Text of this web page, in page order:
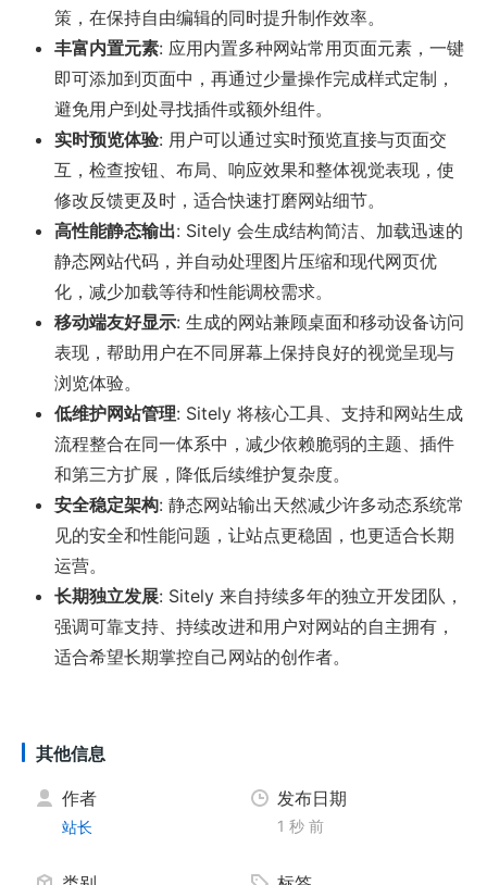
策，在保持自由编辑的同时提升制作效率。
丰富内置元素: 应用内置多种网站常用页面元素，一键
即可添加到页面中，再通过少量操作完成样式定制，
避免用户到处寻找插件或额外组件。
实时预览体验: 用户可以通过实时预览直接与页面交
互，检查按钮、布局、响应效果和整体视觉表现，使
修改反馈更及时，适合快速打磨网站细节。
高性能静态输出: Sitely 会生成结构简洁、加载迅速的
静态网站代码，并自动处理图片压缩和现代网页优
化，减少加载等待和性能调校需求。
移动端友好显示: 生成的网站兼顾桌面和移动设备访问
表现，帮助用户在不同屏幕上保持良好的视觉呈现与
浏览体验。
低维护网站管理: Sitely 将核心工具、支持和网站生成
流程整合在同一体系中，减少依赖脆弱的主题、插件
和第三方扩展，降低后续维护复杂度。
安全稳定架构: 静态网站输出天然减少许多动态系统常
见的安全和性能问题，让站点更稳固，也更适合长期
运营。
长期独立发展: Sitely 来自持续多年的独立开发团队，
强调可靠支持、持续改进和用户对网站的自主拥有，
适合希望长期掌控自己网站的创作者。
其他信息
作者
站长
发布日期
1 秒 前